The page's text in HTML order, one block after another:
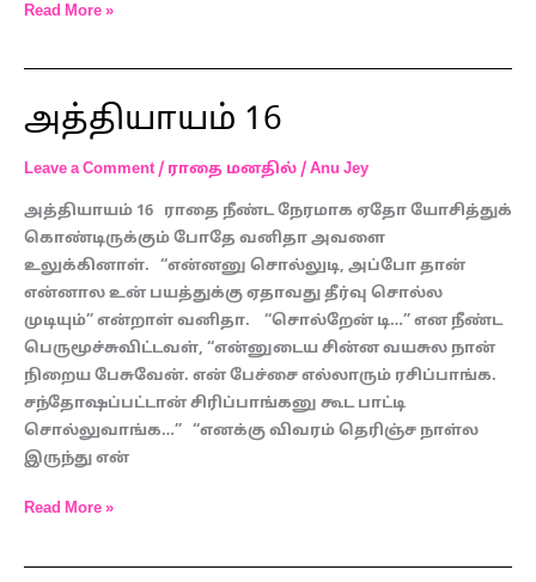
Read More »
அத்தியாயம் 16
Leave a Comment/ ராதை மனதில்/Anu Jey
அத்தியாயம் 16 ராதை நீண்ட நேரமாக ஏதோ யோசித்துக்
கொண்டிருக்கும் போதே வனிதா அவளை
உலுக்கினாள். “என்னனு சொல்லுடி, அப்போ தான்
என்னால உன் பயத்துக்கு ஏதாவது தீர்வு சொல்ல
முடியும்” என்றாள் வனிதா. “சொல்றேன் டி…” என நீண்ட
பெருமூச்சுவிட்டவள், “என்னுடைய சின்ன வயசுல நான்
நிறைய பேசுவேன். என் பேச்சை எல்லாரும் ரசிப்பாங்க.
சந்தோஷப்பட்டான் சிரிப்பாங்கனு கூட பாட்டி
சொல்லுவாங்க…” “எனக்கு விவரம் தெரிஞ்ச நாள்ல
இருந்து என்
அத்தியாயம்
Read More »